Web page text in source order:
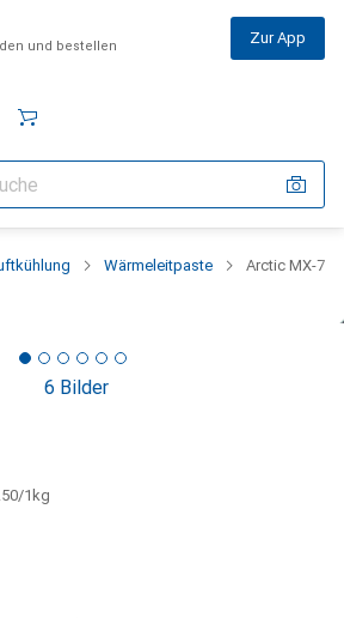
und bestellen Zur App
Wärmeleitpaste Arctic MX-7
6 Bilder
/1kg